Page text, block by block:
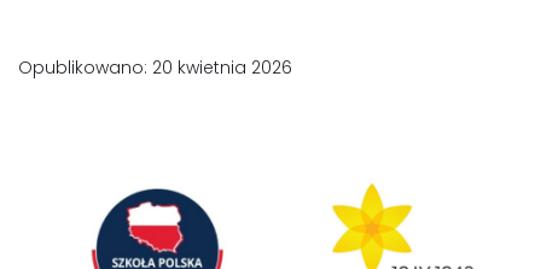
Opublikowano: 20 kwietnia 2026